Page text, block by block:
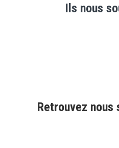
Ils nous
Retrouvez nous